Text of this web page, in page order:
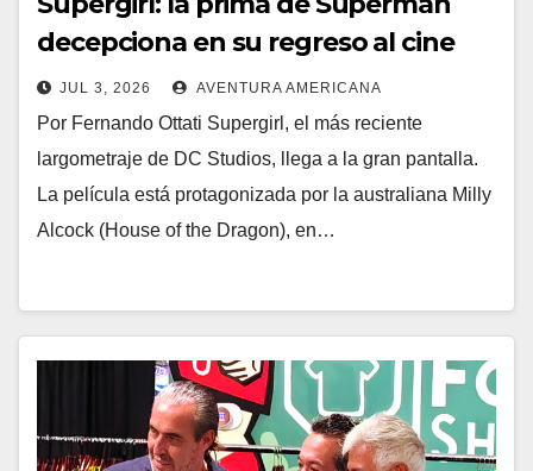
decepciona en su regreso al cine
JUL 3, 2026 AVENTURA AMERICANA
Por Fernando Ottati Supergirl, el más reciente
largometraje de DC Studios, llega a la gran pantalla.
La película está protagonizada por la australiana Milly
Alcock (House of the Dragon), en…